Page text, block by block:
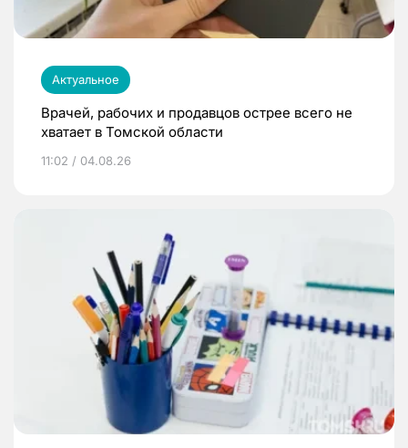
Актуальное
Врачей, рабочих и продавцов острее всего не
хватает в Томской области
11:02 / 04.08.26